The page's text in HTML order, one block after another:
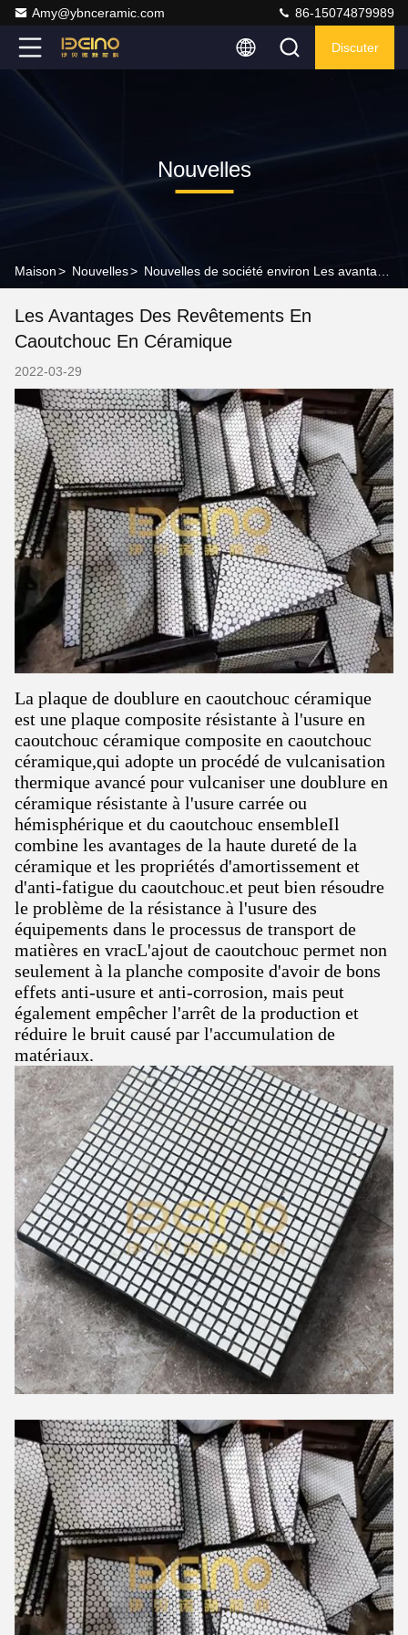
Amy@ybnceramic.com 86-15074879989
Discuter
Nouvelles
Maison> Nouvelles>
Les Avantages Des Revêtements En
Caoutchouc En Céramique
2022-03-29
La plaque de doublure en caoutchouc céramique
est une plaque composite résistante à l'usure en
caoutchouc céramique composite en caoutchouc
céramique,qui adopte un procédé de vulcanisation
thermique avancé pour vulcaniser une doublure en
céramique résistante à l'usure carrée ou
hémisphérique et du caoutchouc ensembleIl
combine les avantages de la haute dureté de la
céramique et les propriétés d'amortissement et
d'anti-fatigue du caoutchouc.et peut bien résoudre
le problème de la résistance à l'usure des
équipements dans le processus de transport de
matières en vracL'ajout de caoutchouc permet non
seulement à la planche composite d'avoir de bons
effets anti-usure et anti-corrosion, mais peut
également empêcher l'arrêt de la production et
réduire le bruit causé par l'accumulation de
matériaux.